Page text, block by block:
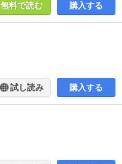
無料で読む 購入する
試し読み 購入する